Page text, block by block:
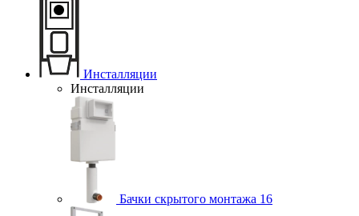
Инсталляции
Инсталляции
Бачки скрытого монтажа 16